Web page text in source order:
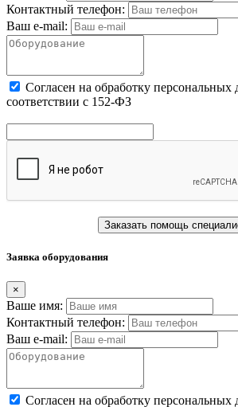
Контактный телефон:
Ваш e-mail:
Cогласен на обработку персональных
соответствии с 152-ФЗ
Заказать помощь
Заявка оборудования
×
Ваше имя:
Контактный телефон:
Ваш e-mail:
Cогласен на обработку персональных